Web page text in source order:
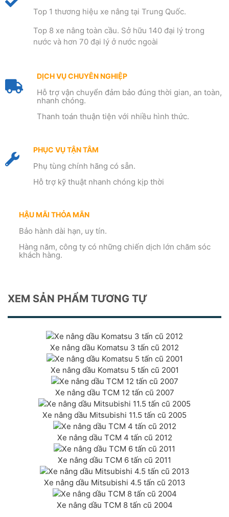
Top 1 thương hiệu xe nâng tại Trung Quốc.
Top 8 xe nâng toàn cầu. Sở hữu 140 đại lý trong
nước và hơn 70 đại lý ở nước ngoài
DỊCH VỤ CHUYÊN NGHIỆP
Hỗ trợ vận chuyển đảm bảo đúng thời gian, an toàn,
nhanh chóng.
Thanh toán thuận tiện với nhiều hình thức.
PHỤC VỤ TẬN TÂM
Phụ tùng chính hãng có sẵn.
Hỗ trợ kỹ thuật nhanh chóng kịp thời
HẬU MÃI THỎA MÃN
Bảo hành dài hạn, uy tín.
Hàng năm, công ty có những chiến dịch lớn chăm sóc
khách hàng.
XEM SẢN PHẨM TƯƠNG TỰ
Xe nâng dầu Komatsu 3 tấn cũ 2012
Xe nâng dầu Komatsu 5 tấn cũ 2001
Xe nâng dầu TCM 12 tấn cũ 2007
Xe nâng dầu Mitsubishi 11.5 tấn cũ 2005
Xe nâng dầu TCM 4 tấn cũ 2012
Xe nâng dầu TCM 6 tấn cũ 2011
Xe nâng dầu Mitsubishi 4.5 tấn cũ 2013
Xe nâng dầu TCM 8 tấn cũ 2004